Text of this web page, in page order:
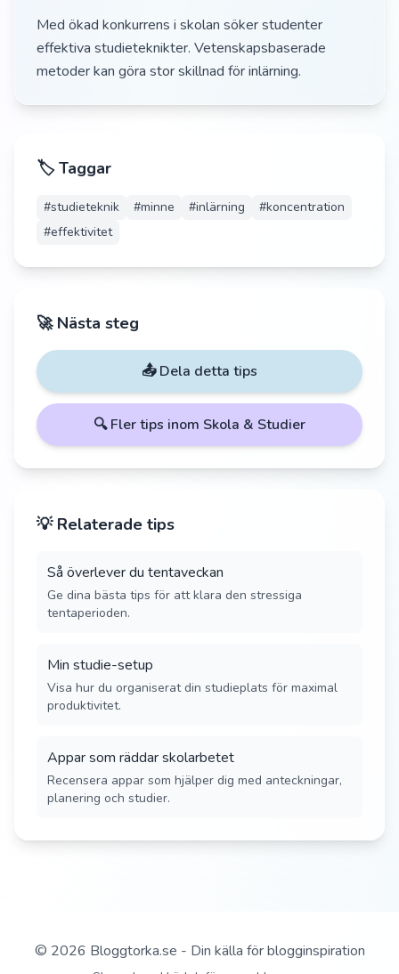
Med ökad konkurrens i skolan söker studenter
effektiva studieteknikter. Vetenskapsbaserade
metoder kan göra stor skillnad för inlärning.
🏷️ Taggar
#studieteknik #minne #inlärning #koncentration
#effektivitet
🚀 Nästa steg
📤 Dela detta tips
🔍 Fler tips inom Skola & Studier
💡 Relaterade tips
Så överlever du tentaveckan
Ge dina bästa tips för att klara den stressiga
tentaperioden.
Min studie-setup
Visa hur du organiserat din studieplats för maximal
produktivitet.
Appar som räddar skolarbetet
Recensera appar som hjälper dig med anteckningar,
planering och studier.
© 2026 Bloggtorka.se - Din källa för blogginspiration